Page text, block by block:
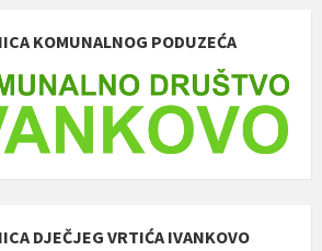
KOMUNALNOG PODUZEĆA
DJEČJEG VRTIĆA IVANKOVO